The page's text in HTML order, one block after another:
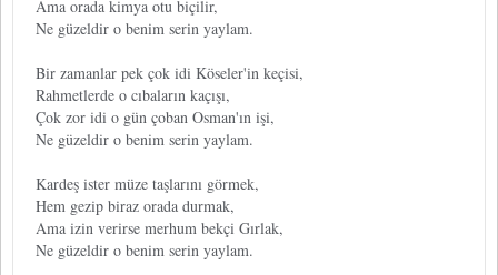
Ama orada kimya otu biçilir,
Ne güzeldir o benim serin yaylam.
Bir zamanlar pek çok idi Köseler'in keçisi,
Rahmetlerde o cıbaların kaçışı,
Çok zor idi o gün çoban Osman'ın işi,
Ne güzeldir o benim serin yaylam.
Kardeş ister müze taşlarını görmek,
Hem gezip biraz orada durmak,
Ama izin verirse merhum bekçi Gırlak,
Ne güzeldir o benim serin yaylam.